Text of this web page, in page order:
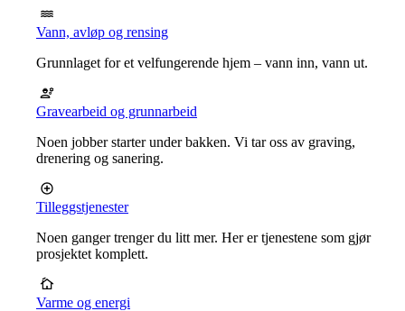
Vann, avløp og rensing
Grunnlaget for et velfungerende hjem – vann inn, vann ut.
Gravearbeid og grunnarbeid
Noen jobber starter under bakken. Vi tar oss av graving,
drenering og sanering.
Tilleggstjenester
Noen ganger trenger du litt mer. Her er tjenestene som gjør
prosjektet komplett.
Varme og energi